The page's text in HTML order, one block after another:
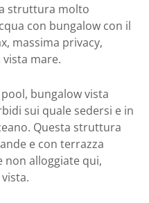
struttura molto
con bungalow con il
massima privacy,
mare.
bungalow vista
sui quale sedersi e in
Questa struttura
e con terrazza
non alloggiate qui,